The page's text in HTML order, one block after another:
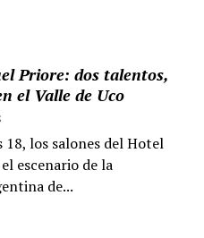
Priore: dos talentos,
el Valle de Uco
18, los salones del Hotel
escenario de la
de...